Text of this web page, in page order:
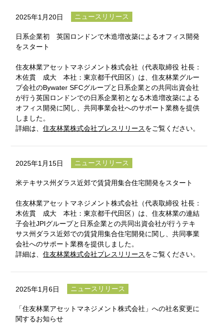
2025年1月20日 ニュースリリース
日系企業初 英国ロンドンで木造増改築によるオフィス開発
をスタート
住友林業アセットマネジメント株式会社（代表取締役 社長：
木佐貫 成大 本社：東京都千代田区）は、住友林業グルー
プ会社のBywater SFCグループと日系企業との共同出資会社
が行う英国ロンドンでの日系企業初となる木造増改築による
オフィス開発に関し、共同事業会社へのサポート業務を提供
しました。
詳細は、住友林業株式会社プレスリリースをご覧ください。
2025年1月15日 ニュースリリース
米テキサス州ダラス近郊で賃貸用集合住宅開発をスタート
住友林業アセットマネジメント株式会社（代表取締役 社長：
木佐貫 成大 本社：東京都千代田区）は、住友林業の連結
子会社JPIグループと日系企業との共同出資会社が行うテキ
サス州ダラス近郊での賃貸用集合住宅開発に関し、共同事業
会社へのサポート業務を提供しました。
詳細は、住友林業株式会社プレスリリースをご覧ください。
2025年1月6日 ニュースリリース
「住友林業アセットマネジメント株式会社」への社名変更に
関するお知らせ